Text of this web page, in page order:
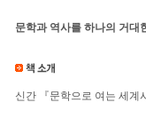
문학과 역사를 하나의 거대
신간 『문학으로 여는 세계